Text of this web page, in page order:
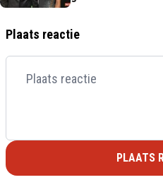
Plaats reactie
PLAATS